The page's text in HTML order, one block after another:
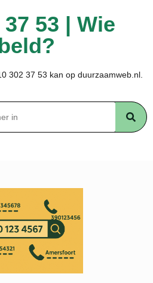
53 | Wie
302 37 53 kan op duurzaamweb.nl.